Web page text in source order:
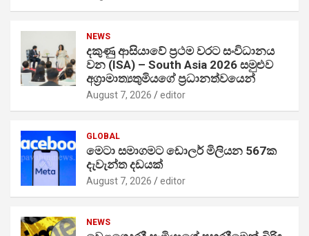
NEWS
දකුණු ආසියාවේ ප්‍රථම වරට සංවිධානය
වන (ISA) – South Asia 2026 සමුළුව
අග්‍රාමාත්‍යතුමියගේ ප්‍රධානත්වයෙන්
August 7, 2026 editor
GLOBAL
මෙටා සමාගමට ඩොලර් මිලියන 567ක
දැවැන්ත දඩයක්
August 7, 2026 editor
NEWS